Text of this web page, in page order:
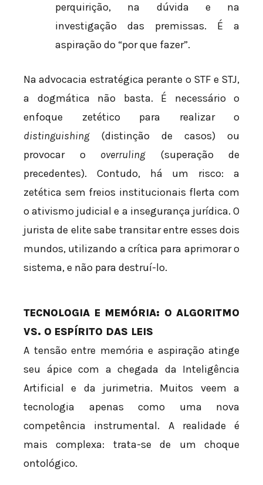
perquirição, na dúvida e na
investigação das premissas. É a
aspiração do “por que fazer”.
Na advocacia estratégica perante o STF e STJ,
a dogmática não basta. É necessário o
enfoque zetético para realizar o
distinguishing(distinção de casos) ou
provocar o overruling(superação de
precedentes). Contudo, há um risco: a
zetética sem freios institucionais flerta com
o ativismo judicial e a insegurança jurídica. O
jurista de elite sabe transitar entre esses dois
mundos, utilizando a crítica para aprimorar o
sistema, e não para destruí-lo.
TECNOLOGIA E MEMÓRIA: O ALGORITMO
VS. O ESPÍRITO DAS LEIS
A tensão entre memória e aspiração atinge
seu ápice com a chegada da Inteligência
Artificial e da jurimetria. Muitos veem a
tecnologia apenas como uma nova
competência instrumental. A realidade é
mais complexa: trata-se de um choque
ontológico.